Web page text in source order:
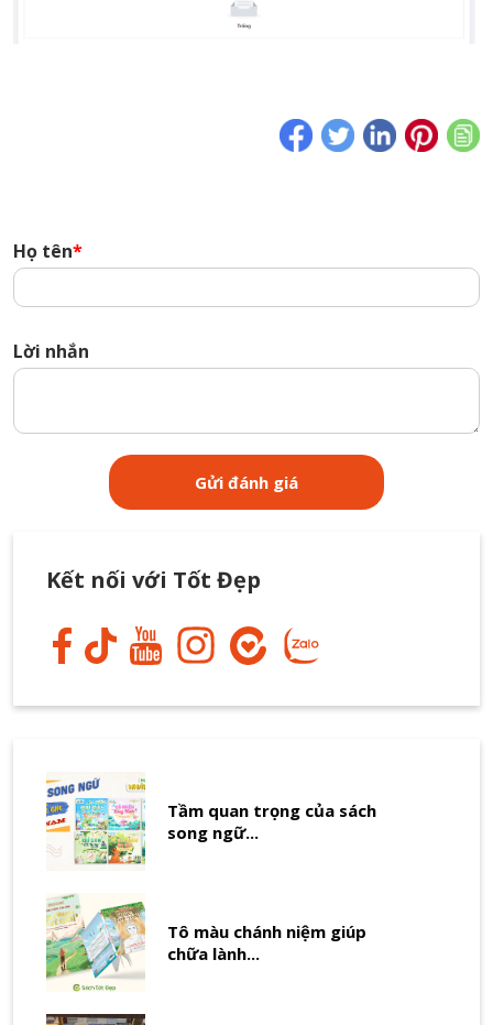
Họ tên*
Lời nhắn
Kết nối với Tốt Đẹp
Tầm quan trọng của sách
song ngữ...
Tô màu chánh niệm giúp
chữa lành...